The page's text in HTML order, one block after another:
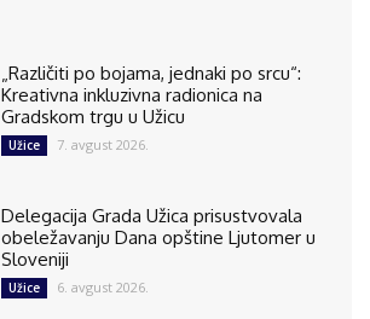
„Različiti po bojama, jednaki po srcu“:
Kreativna inkluzivna radionica na
Gradskom trgu u Užicu
Užice 7. avgust 2026.
Delegacija Grada Užica prisustvovala
obeležavanju Dana opštine Ljutomer u
Sloveniji
Užice 6. avgust 2026.